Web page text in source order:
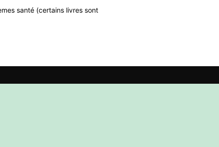
santé (certains livres sont